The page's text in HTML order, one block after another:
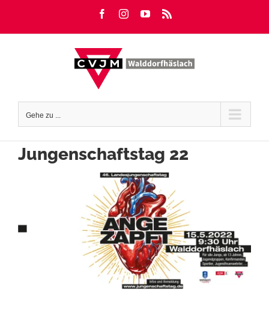
FacebookInstagramYouTube
Gehe zu ...
Jungenschaftstag 22